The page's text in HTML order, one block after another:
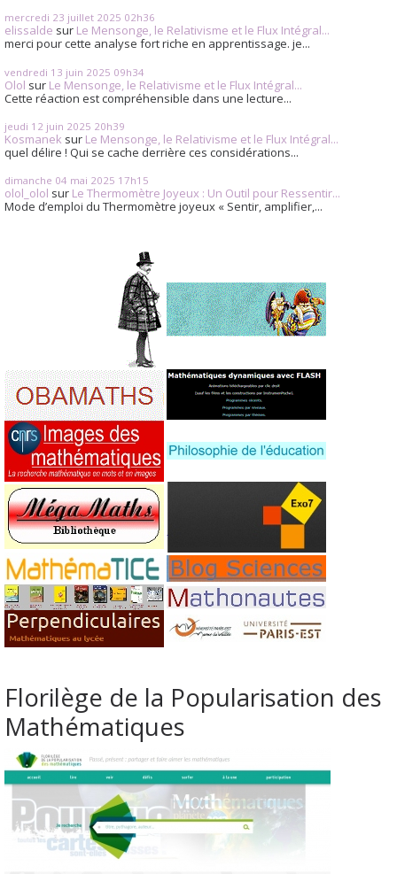
mercredi 23 juillet 2025 02h36
elissalde sur Le Mensonge, le Relativisme et le Flux Intégral...
merci pour cette analyse fort riche en apprentissage. je...
vendredi 13 juin 2025 09h34
Olol sur Le Mensonge, le Relativisme et le Flux Intégral...
Cette réaction est compréhensible dans une lecture...
jeudi 12 juin 2025 20h39
Kosmanek sur Le Mensonge, le Relativisme et le Flux Intégral...
quel délire ! Qui se cache derrière ces considérations...
dimanche 04 mai 2025 17h15
olol_olol sur Le Thermomètre Joyeux : Un Outil pour Ressentir...
Mode d’emploi du Thermomètre joyeux « Sentir, amplifier,...
Florilège de la Popularisation des
Mathématiques